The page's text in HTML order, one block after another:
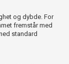
og dybde. For
fremstår med
standard